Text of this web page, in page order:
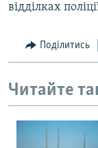
відділках
Поділитись
Читайте